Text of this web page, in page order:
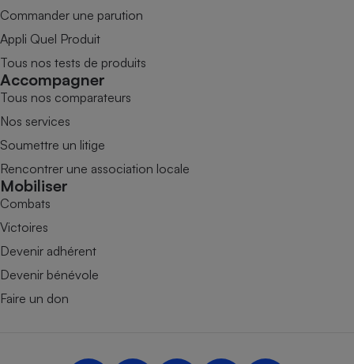
Commander une parution
Appli Quel Produit
Tous nos tests de produits
Accompagner
Tous nos comparateurs
Nos services
Soumettre un litige
Rencontrer une association locale
Mobiliser
Combats
Victoires
Devenir adhérent
Devenir bénévole
Faire un don